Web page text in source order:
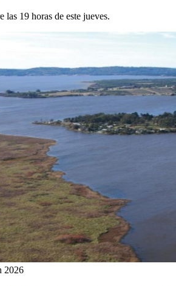
las 19 horas de este jueves.
2026